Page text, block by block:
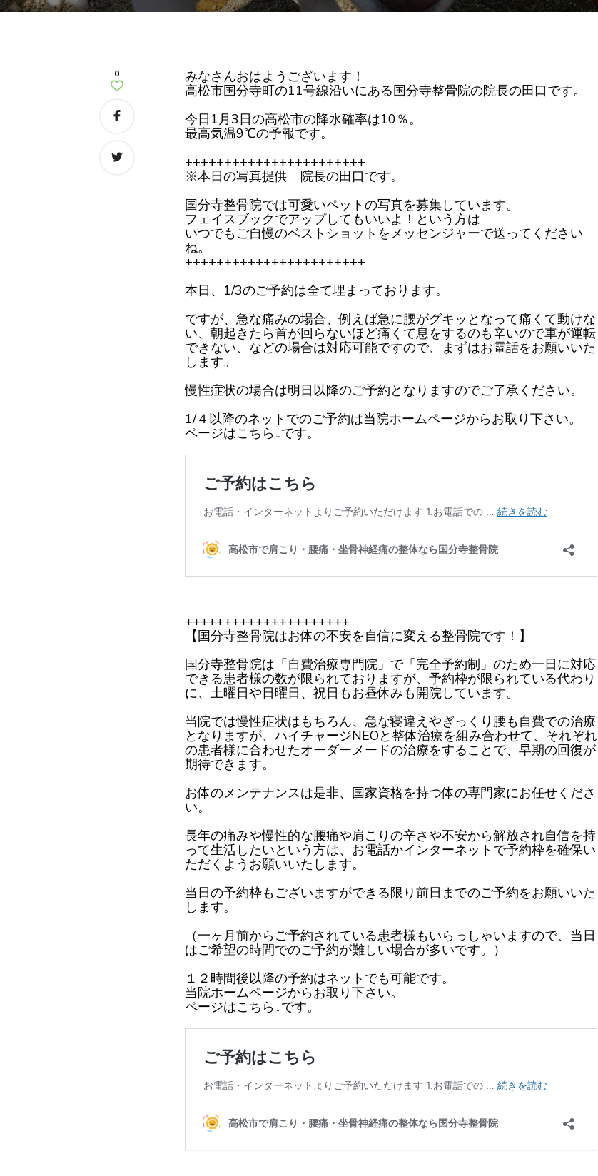
0
みなさんおはようございます！
高松市国分寺町の11号線沿いにある国分寺整骨院の院長の田口です。
今日1月3日の高松市の降水確率は10％。
最高気温9℃の予報です。
+++++++++++++++++++++++
※本日の写真提供 院長の田口です。
国分寺整骨院では可愛いペットの写真を募集しています。
フェイスブックでアップしてもいいよ！という方は
いつでもご自慢のベストショットをメッセンジャーで送ってください
ね。
+++++++++++++++++++++++
本日、1/3のご予約は全て埋まっております。
ですが、急な痛みの場合、例えば急に腰がグキッとなって痛くて動けな
い、朝起きたら首が回らないほど痛くて息をするのも辛いので車が運転
できない、などの場合は対応可能ですので、まずはお電話をお願いいた
します。
慢性症状の場合は明日以降のご予約となりますのでご了承ください。
1/４以降のネットでのご予約は当院ホームページからお取り下さい。
ページはこちら↓です。
+++++++++++++++++++++
【国分寺整骨院はお体の不安を自信に変える整骨院です！】
国分寺整骨院は「自費治療専門院」で「完全予約制」のため一日に対応
できる患者様の数が限られておりますが、予約枠が限られている代わり
に、土曜日や日曜日、祝日もお昼休みも開院しています。
当院では慢性症状はもちろん、急な寝違えやぎっくり腰も自費での治療
となりますが、ハイチャージNEOと整体治療を組み合わせて、それぞれ
の患者様に合わせたオーダーメードの治療をすることで、早期の回復が
期待できます。
お体のメンテナンスは是非、国家資格を持つ体の専門家にお任せくださ
い。
長年の痛みや慢性的な腰痛や肩こりの辛さや不安から解放され自信を持
って生活したいという方は、お電話かインターネットで予約枠を確保い
ただくようお願いいたします。
当日の予約枠もございますができる限り前日までのご予約をお願いいた
します。
（一ヶ月前からご予約されている患者様もいらっしゃいますので、当日
はご希望の時間でのご予約が難しい場合が多いです。）
１２時間後以降の予約はネットでも可能です。
当院ホームページからお取り下さい。
ページはこちら↓です。